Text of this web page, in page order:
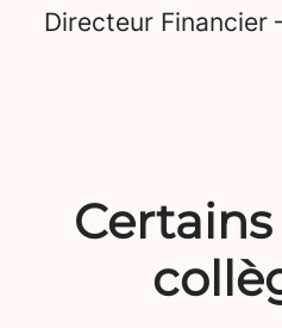
Directeur Financier